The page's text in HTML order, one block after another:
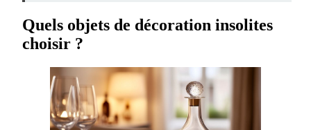
Quels objets de décoration insolites
choisir ?